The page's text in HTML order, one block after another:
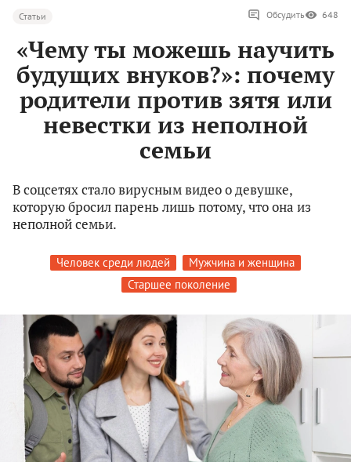
Статьи Обсудить 648
«Чему ты можешь научить
будущих внуков?»: почему
родители против зятя или
невестки из неполной
семьи
В соцсетях стало вирусным видео о девушке,
которую бросил парень лишь потому, что она из
неполной семьи.
Человек среди людей
Мужчина и женщина
Старшее поколение